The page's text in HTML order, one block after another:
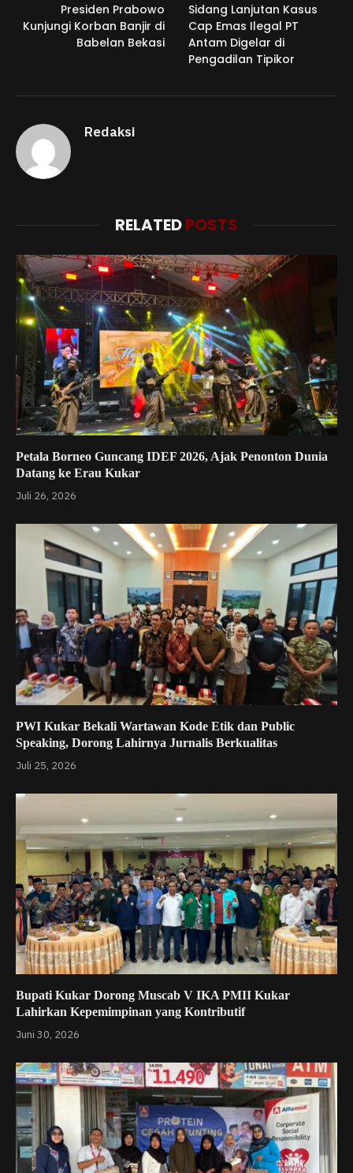
Presiden Prabowo
Kunjungi Korban Banjir di
Babelan Bekasi
Sidang Lanjutan Kasus
Cap Emas Ilegal PT
Antam Digelar di
Pengadilan Tipikor
Redaksi
RELATEDPOSTS
Petala Borneo Guncang IDEF 2026, Ajak Penonton Dunia
Datang ke Erau Kukar
Juli 26, 2026
PWI Kukar Bekali Wartawan Kode Etik dan Public
Speaking, Dorong Lahirnya Jurnalis Berkualitas
Juli 25, 2026
Bupati Kukar Dorong Muscab V IKA PMII Kukar
Lahirkan Kepemimpinan yang Kontributif
Juni 30, 2026